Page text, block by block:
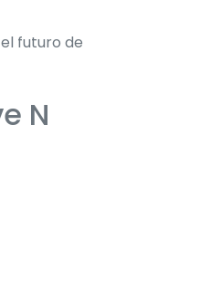
futuro de
N